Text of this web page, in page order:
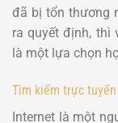
đã bị tổn thương
ra quyết định, thì
là một lựa chọn
Tìm kiếm trực
Internet là một